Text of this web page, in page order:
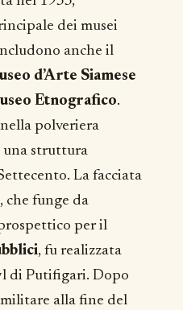
dei musei
anche il
d’Arte Siamese
Etnografico.
polveriera
una struttura
La facciata
che funge da
per il
, fu realizzata
di Putifigari. Dopo
militare alla fine del